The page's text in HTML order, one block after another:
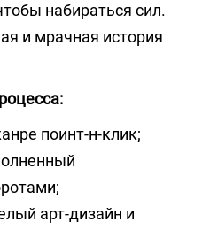
набираться сил.
и мрачная история
поинт-н-клик;
арт-дизайн и